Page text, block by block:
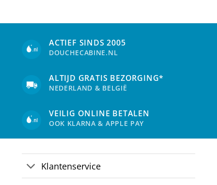
ACTIEF SINDS 2005
DOUCHECABINE.NL
ALTIJD GRATIS BEZORGING*
NEDERLAND & BELGIË
VEILIG ONLINE BETALEN
OOK KLARNA & APPLE PAY
Klantenservice